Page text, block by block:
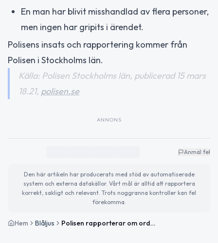
En man har blivit misshandlad av flera personer,
men ingen har gripits i ärendet.
Polisens insats och rapportering kommer från
Polisen i Stockholms län.
Källa: Polisen Stockholms län, publicerad 15 mars
18.21, polisen.se
ANNONS
Anmäl fel
Den här artikeln har producerats med stöd av automatiserade
system och externa datakällor. Vårt mål är alltid att rapportera
korrekt, sakligt och relevant. Trots noggranna kontroller kan fel
förekomma.
Hem Blåljus Polisen rapporterar om ordningsstörningar vid fotbollsderby i Stockholm